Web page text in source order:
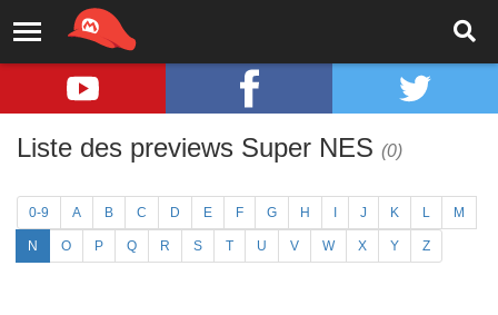
Liste des previews Super NES (0)
0-9 A B C D E F G H J K L M
N O P Q R S T U V W X Y Z